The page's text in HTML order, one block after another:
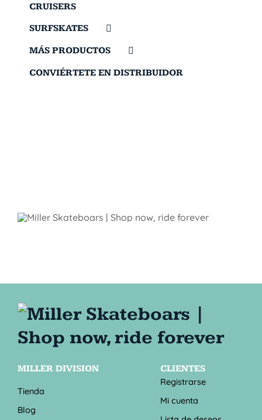
CRUISERS
SURFSKATES
MÁS PRODUCTOS
CONVIÉRTETE EN DISTRIBUIDOR
MILLER DIVISION
Tienda
Blog
CLIENTES
Registrarse
Mi cuenta